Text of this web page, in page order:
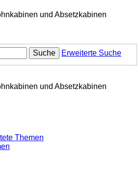
und Absetzkabinen
Suche Erweiterte Suche
und Absetzkabinen
Themen